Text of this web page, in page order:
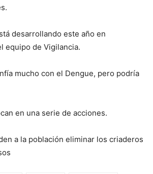
desarrollando este año en
equipo de Vigilancia.
mucho con el Dengue, pero podría
en una serie de acciones.
a la población eliminar los criaderos